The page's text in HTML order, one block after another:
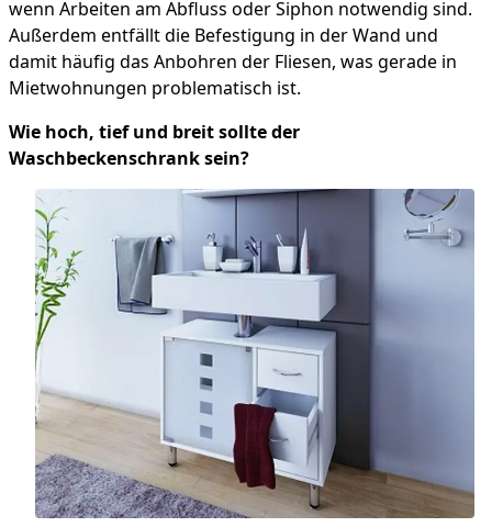
wenn Arbeiten am Abfluss oder Siphon notwendig sind.
Außerdem entfällt die Befestigung in der Wand und
damit häufig das Anbohren der Fliesen, was gerade in
Mietwohnungen problematisch ist.
Wie hoch, tief und breit sollte der
Waschbeckenschrank sein?